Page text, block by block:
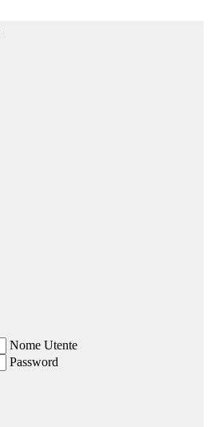
Nome Utente
Password